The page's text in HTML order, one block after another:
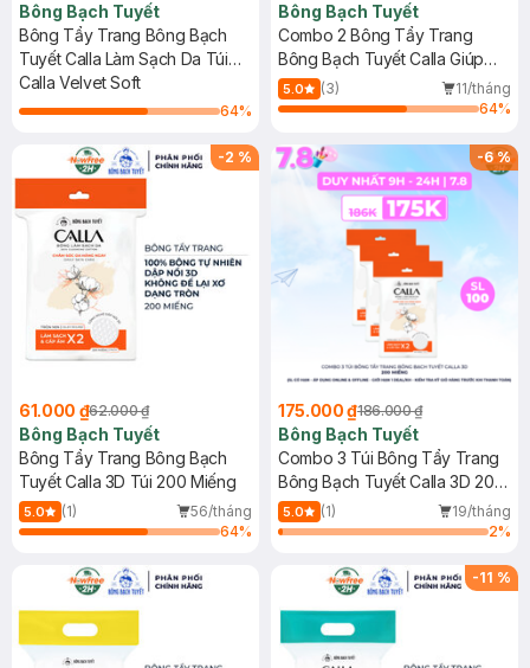
Bông Bạch Tuyết
Bông Tẩy Trang Bông Bạch
Tuyết Calla Làm Sạch Da Túi
100 Miếng
Calla Velvet Soft
64%
Bông Bạch Tuyết
Combo 2 Bông Tẩy Trang
Bông Bạch Tuyết Calla Giúp
Sạch Sâu Túi 500g
5.0 (3)
11/tháng
64%
-2 %
61.000 ₫62.000 ₫
Bông Bạch Tuyết
Bông Tẩy Trang Bông Bạch
Tuyết Calla 3D Túi 200 Miếng
5.0 (1)
56/tháng
64%
-6%
175.000 ₫186.000 ₫
Bông Bạch Tuyết
Combo 3 Túi Bông Tẩy Trang
Bông Bạch Tuyết Calla 3D 200
Miếng
5.0 (1)
19/tháng
2%
-11 %